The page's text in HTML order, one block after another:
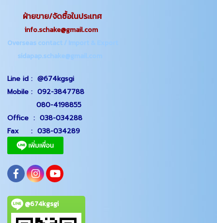
ฝ่ายขาย/จัดซื้อในประเทศ
info.schake@gmail.com
Overseas contact / Import & Export
sidapap.schake@gmail.com
Line id : @674kgsgi
Mobile : 092-3847788
080-4198855
Office : 038-034288
Fax : 038-034289
@674kgsgi